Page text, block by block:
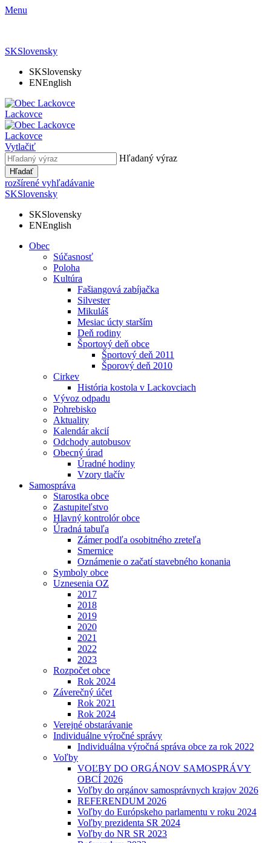
Menu
SKSlovensky
SKSlovensky
ENEnglish
Lackovce
Lackovce
Vytlačiť
Hľadaný výraz
Hľadať
rozšírené vyhľadávanie
SKSlovensky
SKSlovensky
ENEnglish
Obec
Súčasnosť
Poloha
Kultúra
Fašiangová zabíjačka
Silvester
Mikuláš
Mesiac úcty starším
Deň rodiny
Športový deň obce
Športový deň 2011
Šporový deň 2010
Cirkev
História kostola v Lackovciach
Vývoz odpadu
Pohrebisko
Aktuality
Kalendár akcií
Odchody autobusov
Obecný úrad
Úradné hodiny
Vzory tlačív
Samospráva
Starostka obce
Zastupiteľstvo
Hlavný kontrolór obce
Úradná tabuľa
Zámer podľa osobitného zreteľa
Smernice
Oznámenie o začatí stavebného konania
Symboly obce
Uznesenia OZ
2017
2018
2019
2020
2021
2022
2023
Rozpočet obce
Rok 2024
Záverečný účet
Rok 2021
Rok 2024
Verejné obstarávanie
Individuálne výročné správy
Individuálna výročná správa obce za rok 2022
Voľby
VOĽBY DO ORGÁNOV SAMOSPRÁVY
OBCÍ 2026
Voľby do orgánov samosprávnych krajov 2026
REFERENDUM 2026
Voľby do Európskeho parlamentu v roku 2024
Voľby prezidenta SR 2024
Voľby do NR SR 2023